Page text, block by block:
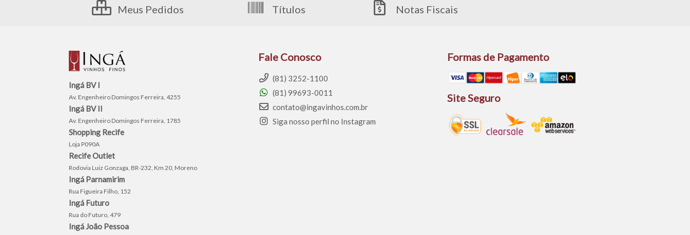
Meus Pedidos Títulos Notas Fiscais
Ingá BV I
Av. Engenheiro Domingos Ferreira, 4255
Ingá BV II
Av. Engenheiro Domingos Ferreira, 1785
Shopping Recife
Loja P090A
Recife Outlet
Rodovia Luiz Gonzaga, BR-232, Km 20, Moreno
Ingá Parnamirim
Rua Figueira Filho, 152
Ingá Futuro
Rua do Futuro, 479
Ingá João Pessoa
Fale Conosco
(81) 3252-1100
(81) 99693-0011
contato@ingavinhos.com.br
Siga nosso perfil no Instagram
Formas de Pagamento
Site Seguro